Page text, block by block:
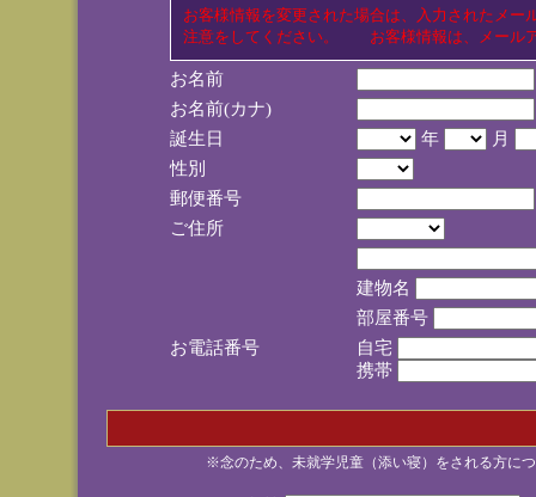
お客様情報を変更された場合は、入力されたメ
注意をしてください。 お客様情報は、メール
お名前
お名前(カナ)
誕生日
年
月
性別
郵便番号
ご住所
建物名
部屋番号
お電話番号
自宅
携帯
※念のため、未就学児童（添い寝）をされる方に